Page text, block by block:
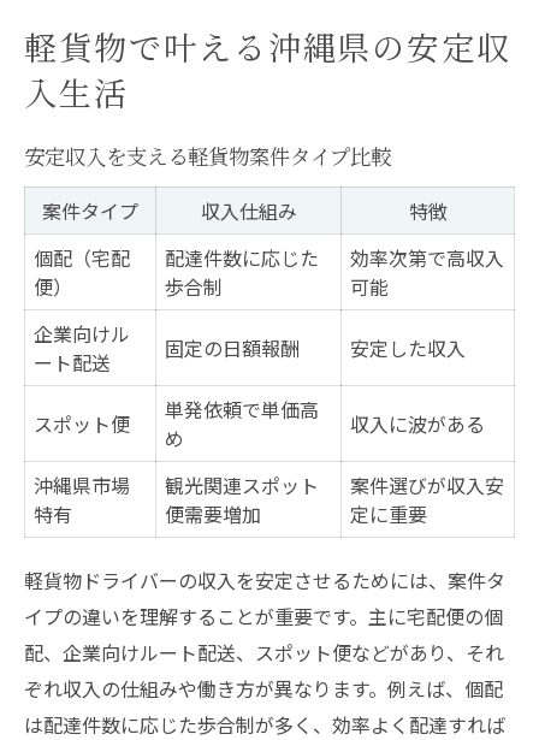
軽貨物で叶える沖縄県の安定収
入生活
安定収入を支える軽貨物案件タイプ比較
案件タイプ 収入仕組み
特徴
個配（宅配
便）
配達件数に応じた
歩合制
効率次第で高収入
可能
企業向けル
ート配送
固定の日額報酬 安定した収入
スポット便
単発依頼で単価高
め
収入に波がある
沖縄県市場
特有
観光関連スポット
便需要増加
案件選びが収入安
定に重要
軽貨物ドライバーの収入を安定させるためには、案件タ
イプの違いを理解することが重要です。主に宅配便の個
配、企業向けルート配送、スポット便などがあり、それ
ぞれ収入の仕組みや働き方が異なります。例えば、個配
は配達件数に応じた歩合制が多く、効率よく配達すれば